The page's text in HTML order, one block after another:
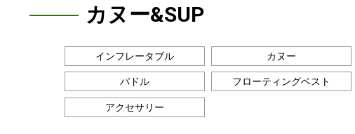
カヌー&SUP
インフレータブル カヌー
パドル フローティングベスト
アクセサリー